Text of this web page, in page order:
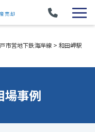
市営地下鉄海岸線 > 和田岬駅
場事例